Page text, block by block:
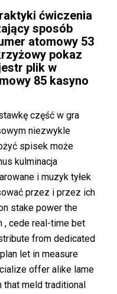
ćwiczenia
sposób
atomowy 53
pokaz
plik w
85 kasyno
część w gra
niezwykle
spisek może
kulminacja
i muzyk tyłek
przez i przez ich
stake power the
cede real-time bet
from dedicated
let in measure
offer alike lame
meld traditional